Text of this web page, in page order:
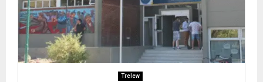
Trelew